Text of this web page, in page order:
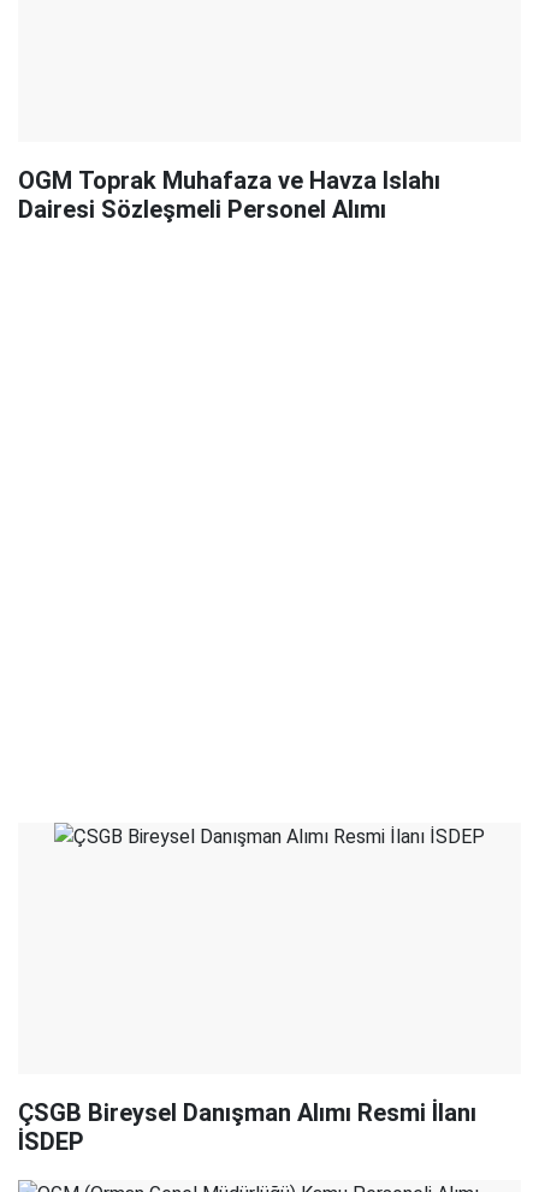
OGM Toprak Muhafaza ve Havza Islahı
Dairesi Sözleşmeli Personel Alımı
ÇSGB Bireysel Danışman Alımı Resmi İlanı
İSDEP